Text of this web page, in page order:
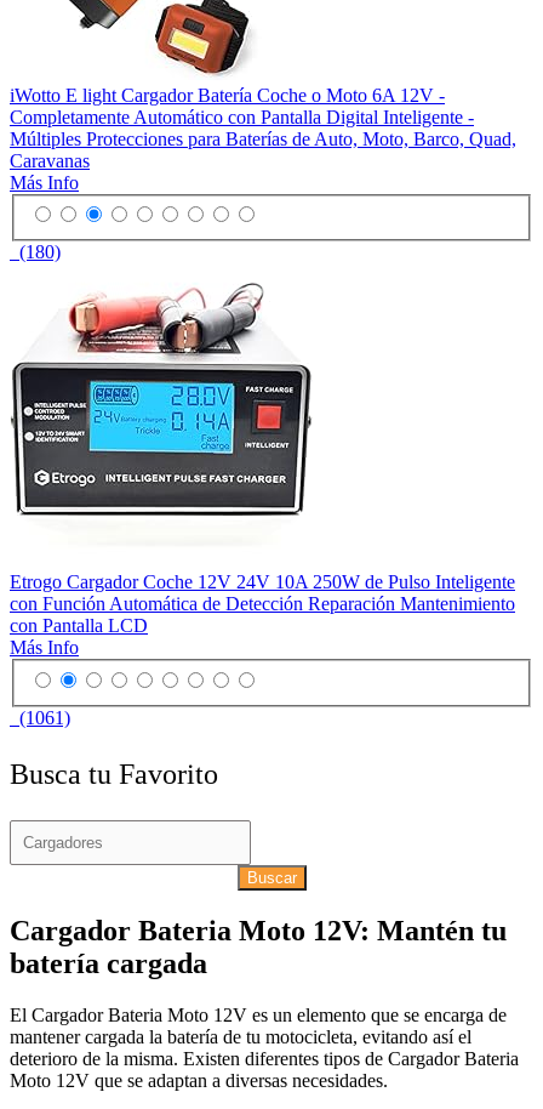
iWotto E light Cargador Batería Coche o Moto 6A 12V -
Completamente Automático con Pantalla Digital Inteligente -
Múltiples Protecciones para Baterías de Auto, Moto, Barco, Quad,
Caravanas
Más Info
(180)
Etrogo Cargador Coche 12V 24V 10A 250W de Pulso Inteligente
con Función Automática de Detección Reparación Mantenimiento
con Pantalla LCD
Más Info
(1061)
Busca tu Favorito
Buscar
Cargador Bateria Moto 12V: Mantén tu
batería cargada
El Cargador Bateria Moto 12V es un elemento que se encarga de
mantener cargada la batería de tu motocicleta, evitando así el
deterioro de la misma. Existen diferentes tipos de Cargador Bateria
Moto 12V que se adaptan a diversas necesidades.